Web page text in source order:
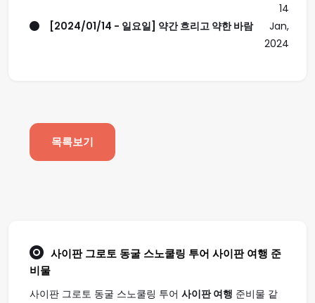
[2024/01/14 - 일요일] 약간 흐리고 약한 바람
14
Jan,
2024
목록보기
사이판 그로토 동굴 스노쿨링 투어 사이판 여행 준
비물
사이판 그로토 동굴 스노쿨링 투어 사이판 여행 준비물 같